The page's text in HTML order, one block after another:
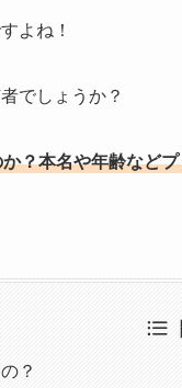
よね！
でしょうか？
？本名や年齢など
？